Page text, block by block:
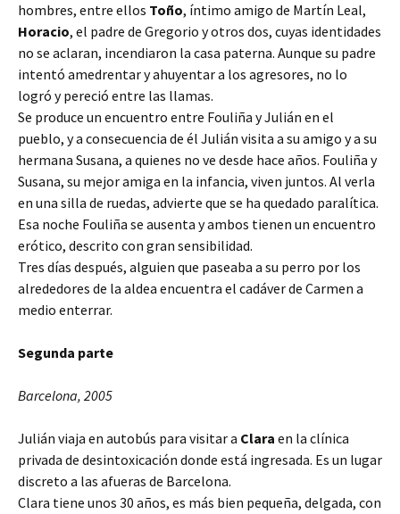
hombres, entre ellos Toño, íntimo amigo de Martín Leal,
Horacio, el padre de Gregorio y otros dos, cuyas identidades
no se aclaran, incendiaron la casa paterna. Aunque su padre
intentó amedrentar y ahuyentar a los agresores, no lo
logró y pereció entre las llamas.
Se produce un encuentro entre Fouliña y Julián en el
pueblo, y a consecuencia de él Julián visita a su amigo y a su
hermana Susana, a quienes no ve desde hace años. Fouliña y
Susana, su mejor amiga en la infancia, viven juntos. Al verla
en una silla de ruedas, advierte que se ha quedado paralítica.
Esa noche Fouliña se ausenta y ambos tienen un encuentro
erótico, descrito con gran sensibilidad.
Tres días después, alguien que paseaba a su perro por los
alrededores de la aldea encuentra el cadáver de Carmen a
medio enterrar.
Segunda parte
Barcelona, 2005
Julián viaja en autobús para visitar a Clara en la clínica
privada de desintoxicación donde está ingresada. Es un lugar
discreto a las afueras de Barcelona.
Clara tiene unos 30 años, es más bien pequeña, delgada, con